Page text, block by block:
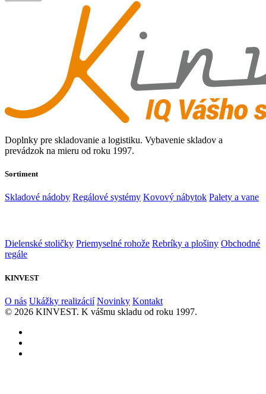
Doplnky pre skladovanie a logistiku. Vybavenie skladov a
prevádzok na mieru od roku 1997.
Sortiment
Skladové nádoby Regálové systémy Kovový nábytok Palety a vane
Dielenské stoličky Priemyselné rohože Rebríky a plošiny Obchodné
regále
KINVEST
O nás Ukážky realizácií Novinky Kontakt
© 2026 KINVEST. K vášmu skladu od roku 1997.